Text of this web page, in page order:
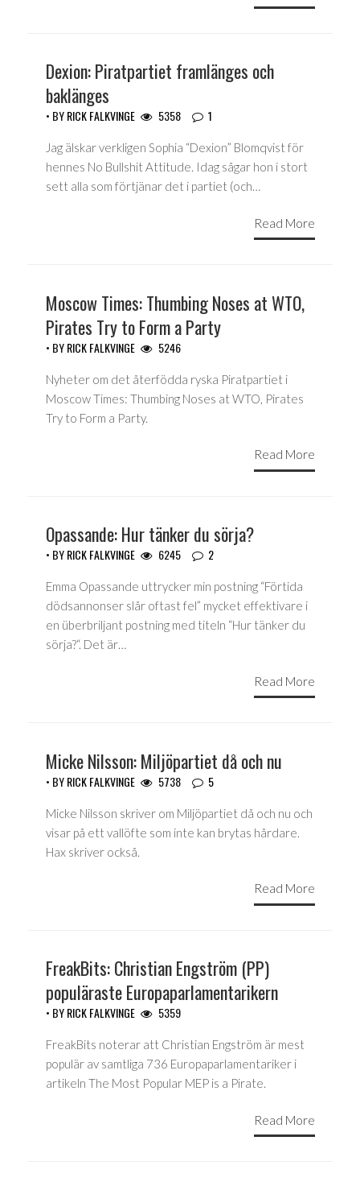
Dexion: Piratpartiet framlänges och
baklänges
• BYRICK FALKVINGE 5358 1
Jag älskar verkligen Sophia “Dexion” Blomqvist för
hennes No Bullshit Attitude. Idag sågar hon i stort
sett alla som förtjänar det i partiet (och…
Read More
Moscow Times: Thumbing Noses at WTO,
Pirates Try to Form a Party
• BYRICK FALKVINGE 5246
Nyheter om det återfödda ryska Piratpartiet i
Moscow Times: Thumbing Noses at WTO, Pirates
Try to Form a Party.
Read More
Opassande: Hur tänker du sörja?
• BYRICK FALKVINGE 6245 2
Emma Opassande uttrycker min postning “Förtida
dödsannonser slår oftast fel” mycket effektivare i
en überbriljant postning med titeln “Hur tänker du
sörja?“. Det är…
Read More
Micke Nilsson: Miljöpartiet då och nu
• BYRICK FALKVINGE 5738 5
Micke Nilsson skriver om Miljöpartiet då och nu och
visar på ett vallöfte som inte kan brytas hårdare.
Hax skriver också.
Read More
FreakBits: Christian Engström (PP)
populäraste Europaparlamentarikern
• BYRICK FALKVINGE 5359
FreakBits noterar att Christian Engström är mest
populär av samtliga 736 Europaparlamentariker i
artikeln The Most Popular MEP is a Pirate.
Read More